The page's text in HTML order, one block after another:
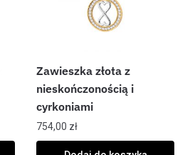
Zawieszka złota z
nieskończonością i
cyrkoniami
754,00 zł